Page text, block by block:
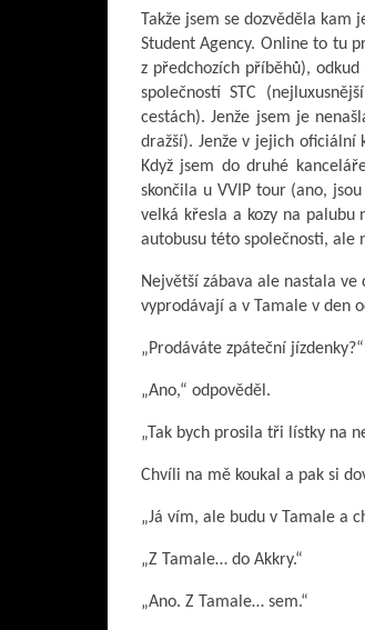
Takže jsem se dozvěděla
Student Agency. Online to tu
z předchozích příběhů),
společností STC
cestách). Jenže jsem je
dražší). Jenže v jejich
Když jsem do druhé
skončila u VVIP tour (ano,
velká křesla a kozy na palubu
autobusu této společnosti, ale
Největší zábava ale nastala
vyprodávají a v Tamale v den
„Prodáváte zpáteční
„Ano,“ odpověděl.
„Tak bych prosila tři lístky na
Chvíli na mě koukal a pak si
„Já vím, ale budu v Tamale a
„Z Tamale… do Akkry.“
„Ano. Z Tamale… sem.“